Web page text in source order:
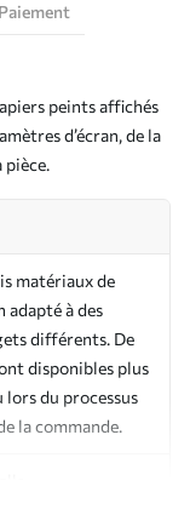
peints affichés
d’écran, de la
pièce.
matériaux de
adapté à des
différents. De
disponibles plus
lors du processus
la commande.